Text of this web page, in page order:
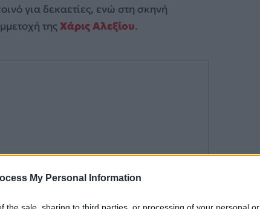
My Personal Information
the sale, sharing to third parties, or processing of your personal or
για δεκαετίες, ενώ στη σκηνή
τηςΧάρις Αλεξίου.